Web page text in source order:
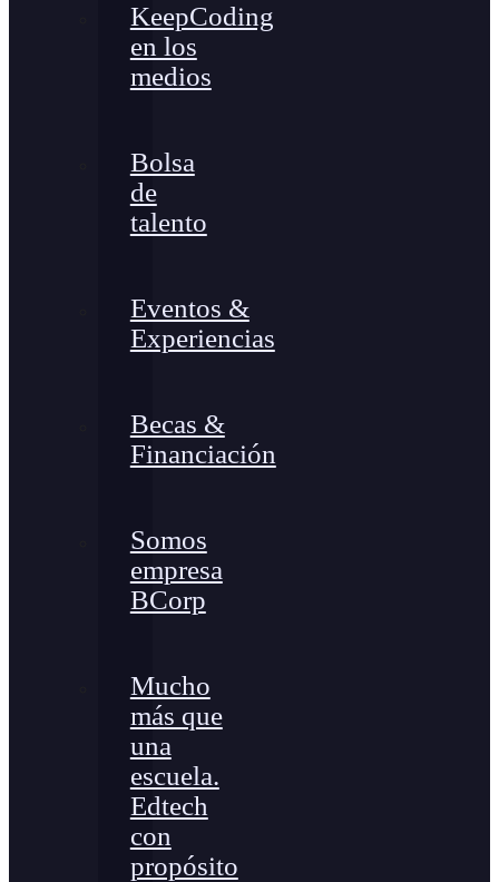
KeepCoding
en los
medios
Bolsa
de
talento
Eventos &
Experiencias
Becas &
Financiación
Somos
empresa
BCorp
Mucho
más que
una
escuela.
Edtech
con
propósito